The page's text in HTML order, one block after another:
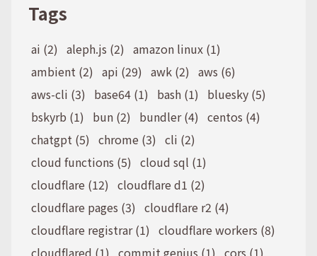
Tags
ai (2) aleph.js (2) amazon linux (1)
ambient (2) api (29) awk (2) aws (6)
aws-cli (3)
base64 (1) bash (1)
bluesky (5)
bskyrb (1)
bun (2) bundler (4) centos (4)
chatgpt (5) chrome (3) cli (2)
cloud functions (5) cloud sql (1)
cloudflare (12) cloudflare d1 (2)
cloudflare pages (3) cloudflare r2 (4)
cloudflare registrar (1) cloudflare workers (8)
cloudflared (1) commit genius (1) cors (1)